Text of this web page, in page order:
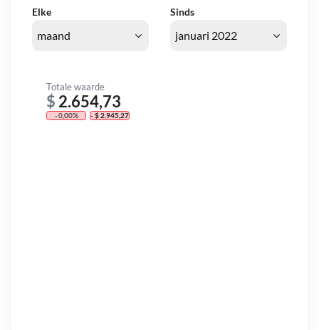
Elke Sinds
Totale waarde
$ 2.654,73
- 0,00% - $ 2.945,27